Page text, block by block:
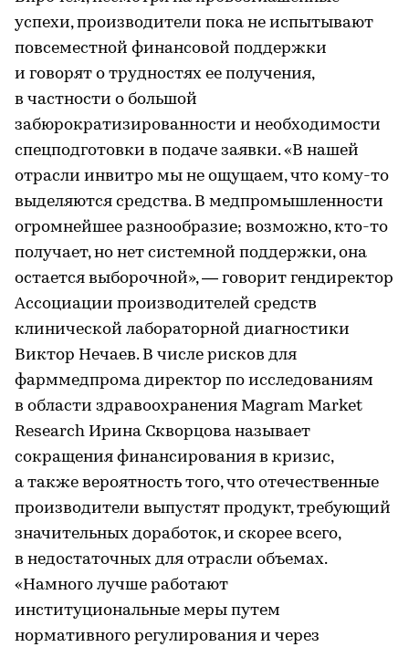
успехи, производители пока не испытывают
повсеместной финансовой поддержки
и говорят о трудностях ее получения,
в частности о большой
забюрократизированности и необходимости
спецподготовки в подаче заявки. «В нашей
отрасли инвитро мы не ощущаем, что кому-то
выделяются средства. В медпромышленности
огромнейшее разнообразие; возможно, кто-то
получает, но нет системной поддержки, она
остается выборочной», — говорит гендиректор
Ассоциации производителей средств
клинической лабораторной диагностики
Виктор Нечаев. В числе рисков для
фарммедпрома директор по исследованиям
в области здравоохранения Magram Market
Research Ирина Скворцова называет
сокращения финансирования в кризис,
а также вероятность того, что отечественные
производители выпустят продукт, требующий
значительных доработок, и скорее всего,
в недостаточных для отрасли объемах.
«Намного лучше работают
институциональные меры путем
нормативного регулирования и через